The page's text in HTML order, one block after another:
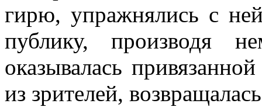
гирю, упражнялись с
публику, производя
оказывалась
из зрителей,